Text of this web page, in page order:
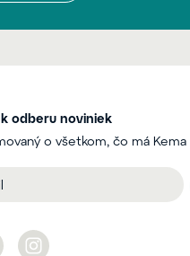
odberu noviniek
o všetkom, čo má Kema